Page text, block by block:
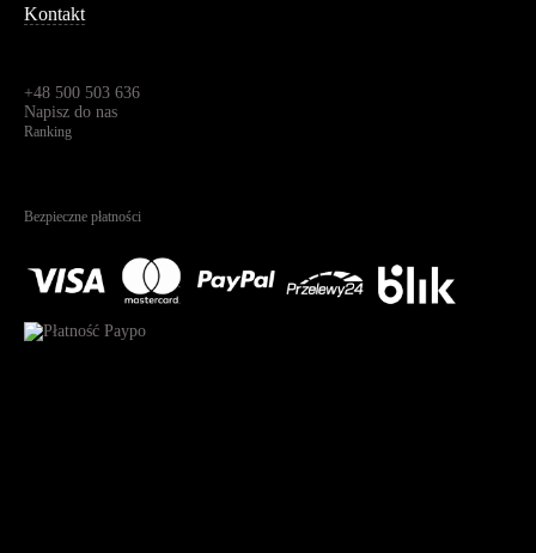
Kontakt
+48 500 503 636
Napisz do nas
Ranking
Bezpieczne płatności